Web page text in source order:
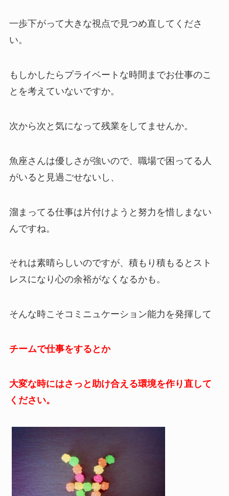
一歩下がって大きな視点で見つめ直してくださ
い。
もしかしたらプライベートな時間までお仕事のこ
とを考えていないですか。
次から次と気になって残業をしてませんか。
魚座さんは優しさが強いので、職場で困ってる人
がいると見過ごせないし、
溜まってる仕事は片付けようと努力を惜しまない
んですね。
それは素晴らしいのですが、積もり積もるとスト
レスになり心の余裕がなくなるかも。
そんな時こそコミニュケーション能力を発揮して
チームで仕事をするとか
大変な時にはさっと助け合える環境を作り直して
ください。